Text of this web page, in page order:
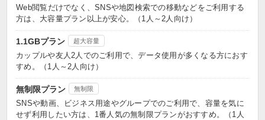
Web閲覧だけでなく、SNSや地図検索での移動などをご利用する
方は、大容量プラン以上が安心。（1人～2人向け）
1.1GBプラン 超大容量
カップルや友人2人でのご利用で、データ使用が多くなる方におす
すめ。（1人～2人向け）
無制限プラン 無制限
SNSや動画、ビジネス用途やグループでのご利用で、容量を気に
せず利用したい方は、1番人気の無制限プランがおすすめ。（1人